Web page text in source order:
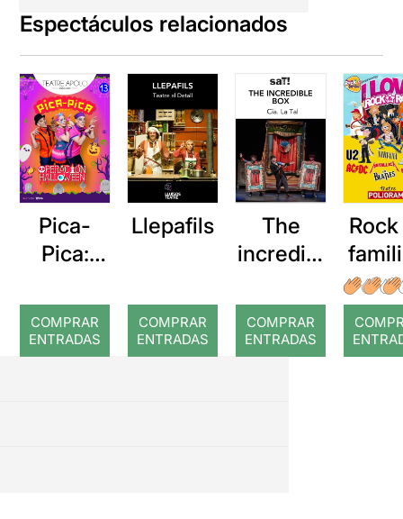
Espectáculos relacionados
Pica-
Pica:
ón
Hallowe
en
COMPRAR
ENTRADAS
Llepafils
COMPRAR
ENTRADAS
The
incredibl
COMPRAR
ENTRADAS